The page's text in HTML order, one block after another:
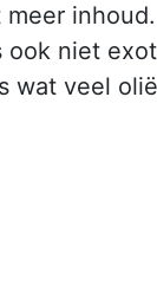
meer
ook niet
wat veel